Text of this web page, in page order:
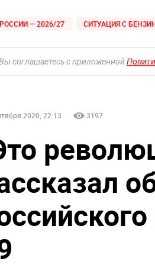
— 2026/27 СИТУАЦИЯ С
соглашаетесь с приложенной
2020, 22:13 3197